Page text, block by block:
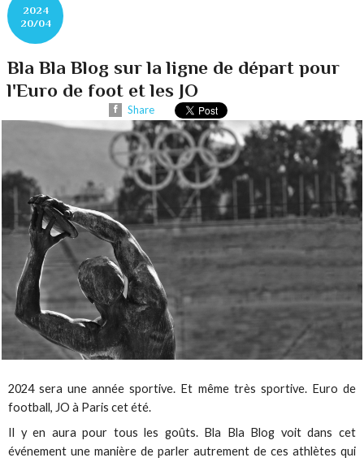
2024
20/04
Bla Bla Blog sur la ligne de départ pour
l'Euro de foot et les JO
Share
2024 sera une année sportive. Et même très sportive. Euro de
football, JO à Paris cet été.
Il y en aura pour tous les goûts. Bla Bla Blog voit dans cet
événement une manière de parler autrement de ces athlètes qui